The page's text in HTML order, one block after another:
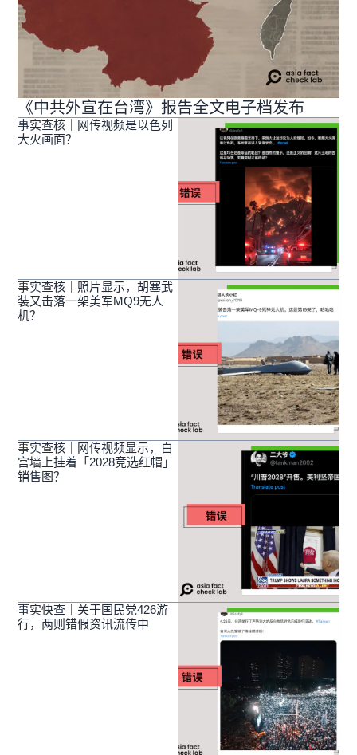
《中共外宣在台湾》报告全文电子档发布
事实查核｜网传视频是以色列
大火画面？
事实查核｜照片显示，胡塞武
装又击落一架美军MQ9无人
机？
事实查核｜网传视频显示，白
宫墙上挂着「2028竞选红帽」
销售图？
事实快查｜关于国民党426游
行，两则错假资讯流传中